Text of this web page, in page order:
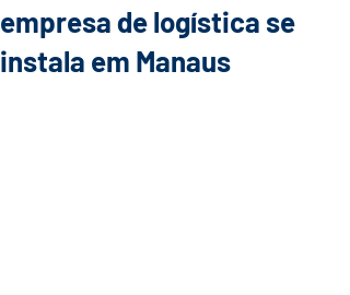
empresa de logística se
instala em Manaus